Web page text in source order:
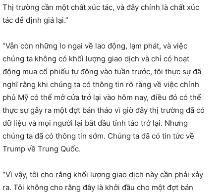
Thị trường cần một chất xúc tác, và đây chính là chất xúc
tác để định giá lại.”
“Vẫn còn những lo ngại về lao động, lạm phát, và việc
chúng ta không có khối lượng giao dịch và chỉ có hoạt
động mua cổ phiếu tự động vào tuần trước, tôi thực sự đã
nghĩ rằng khi chúng ta có thông tin rõ ràng về việc chính
phủ Mỹ có thể mở cửa trở lại vào hôm nay, điều đó có thể
thực sự gây ra một đợt bán tháo vì giờ đây thị trường đã có
dữ liệu và mọi người lại bắt đầu tỉnh táo trở lại. Nhưng
chúng ta đã có thông tin sớm. Chúng ta đã có tin tức về
Trump về Trung Quốc.
“Vì vậy, tôi cho rằng khối lượng giao dịch này cần phải xảy
ra. Tôi không cho rằng đây là khởi đầu cho một đợt bán